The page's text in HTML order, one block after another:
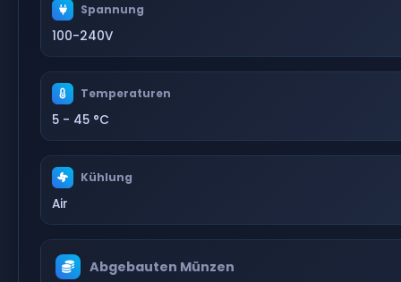
Spannung
100-240V
Temperaturen
5 - 45 °C
Kühlung
Air
Abgebauten Münzen